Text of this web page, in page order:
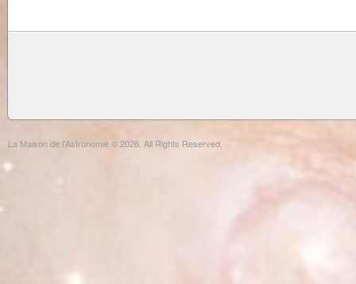
La Maison de l'Astronomie © 2026. All Rights Reserved.